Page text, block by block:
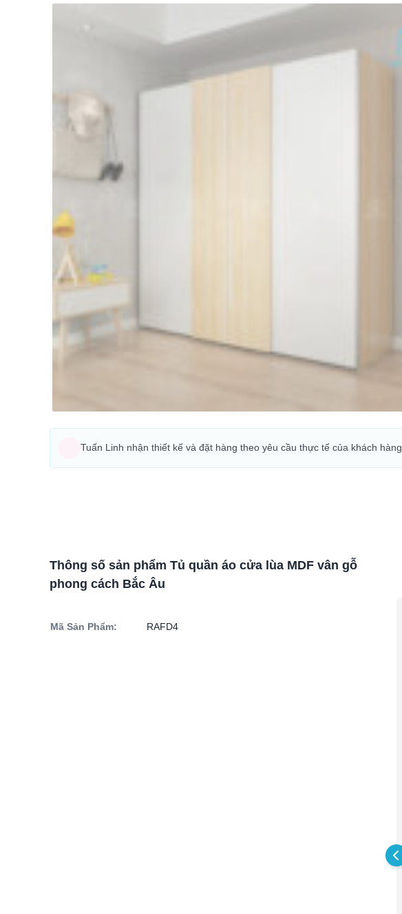
Tuấn Linh nhận thiết kế và đặt hàng theo yêu cầu thực tế của khách hàng
Thông số sản phẩm Tủ quần áo cửa lùa MDF vân gỗ
phong cách Bắc Âu
Mã Sản Phẩm: RAFD4